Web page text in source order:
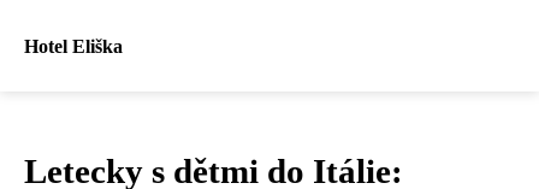
Hotel Eliška
Letecky s dětmi do Itálie: